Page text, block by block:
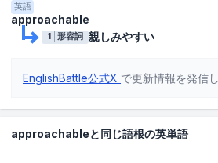
英語
approachable
1 形容詞 親しみやすい
EnglishBattle公式X で更新情報を発信
approachableと同じ語根の英単語